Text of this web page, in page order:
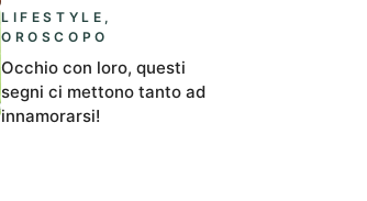
LIFESTYLE ,
OROSCOPO
Occhio con loro, questi
segni ci mettono tanto ad
innamorarsi!